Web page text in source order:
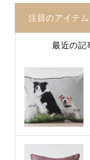
注目のアイテム
最近の記